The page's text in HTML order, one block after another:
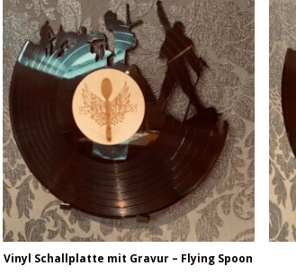
Vinyl Schallplatte mit Gravur – Flying Spoon